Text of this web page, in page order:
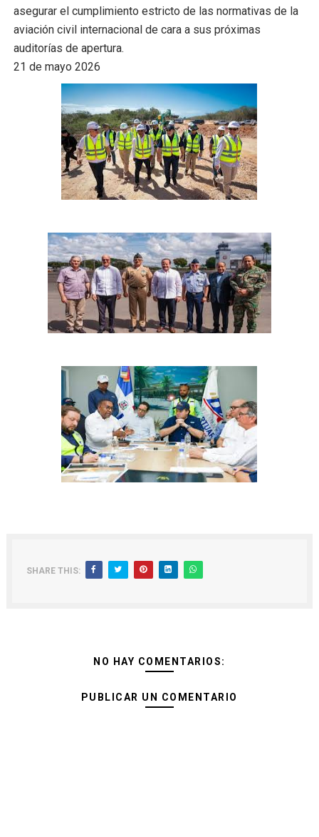
asegurar el cumplimiento estricto de las normativas de la
aviación civil internacional de cara a sus próximas
auditorías de apertura.
21 de mayo 2026
SHARE THIS:
NO HAY COMENTARIOS:
PUBLICAR UN COMENTARIO